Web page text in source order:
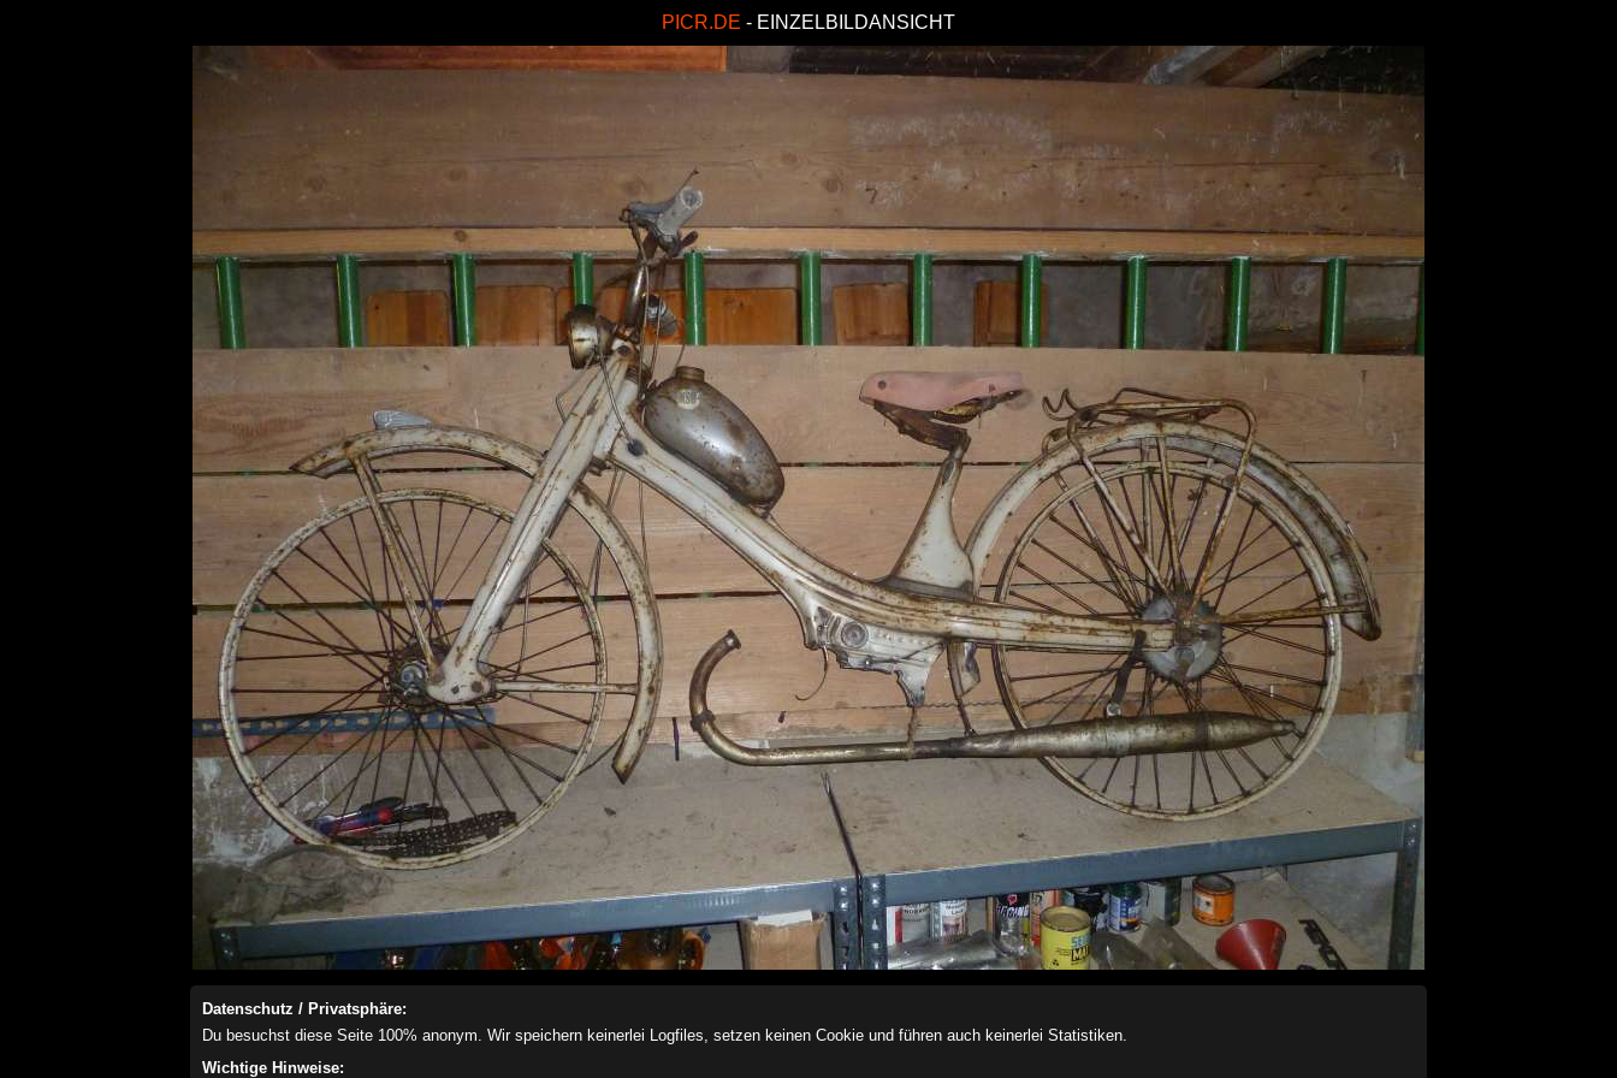
PICR.DE - EINZELBILDANSICHT
Datenschutz / Privatsphäre:
Du besuchst diese Seite 100% anonym. Wir speichern keinerlei Logfiles, setzen keinen Cookie und führen auch keinerlei Statistiken.
Wichtige Hinweise: